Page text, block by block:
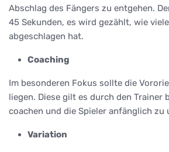
Abschlag des Fängers zu entgehen.
45 Sekunden, es wird gezählt, wie
abgeschlagen hat.
Coaching
Im besonderen Fokus sollte die
liegen. Diese gilt es durch den Trainer
coachen und die Spieler anfänglich zu
Variation